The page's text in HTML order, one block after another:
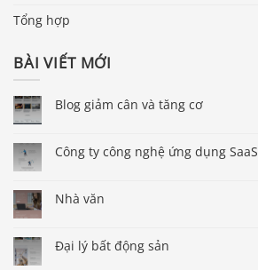
Tổng hợp
BÀI VIẾT MỚI
Blog giảm cân và tăng cơ
Công ty công nghệ ứng dụng SaaS
Nhà văn
Đại lý bất động sản